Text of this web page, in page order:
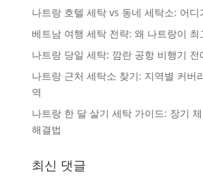
나트랑 호텔 세탁 vs 동네 세탁소: 어디
베트남 여행 세탁 전략: 왜 나트랑이
나트랑 당일 세탁: 깜란 공항 비행기 전
나트랑 근처 세탁소 찾기: 지역별 커버
역
나트랑 한 달 살기 세탁 가이드: 장기
해결법
최신 댓글